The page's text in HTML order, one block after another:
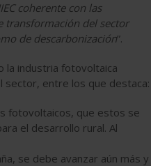
coherente con las
transformación del sector
de descarbonización”.
la industria fotovoltaica
sector, entre los que destaca:
fotovoltaicos, que estos se
el desarrollo rural. Al
se debe avanzar aún más y